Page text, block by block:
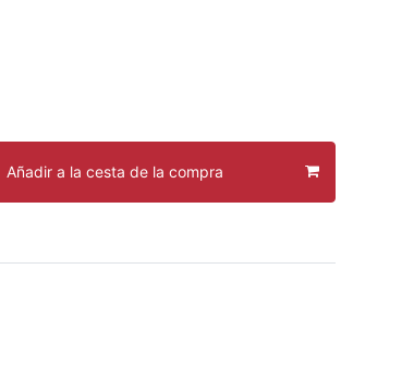
Añadir a la cesta de la compra